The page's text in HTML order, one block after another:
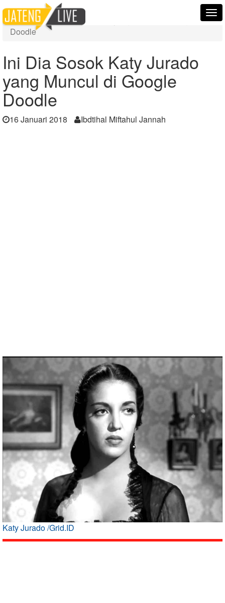
Home
Berita
Ini Dia Sosok Katy Jurado yang Muncul di Google
Doodle
Ini Dia Sosok Katy Jurado
yang Muncul di Google
Doodle
16 Januari 2018 Ibdtihal Miftahul Jannah
Katy Jurado /Grid.ID